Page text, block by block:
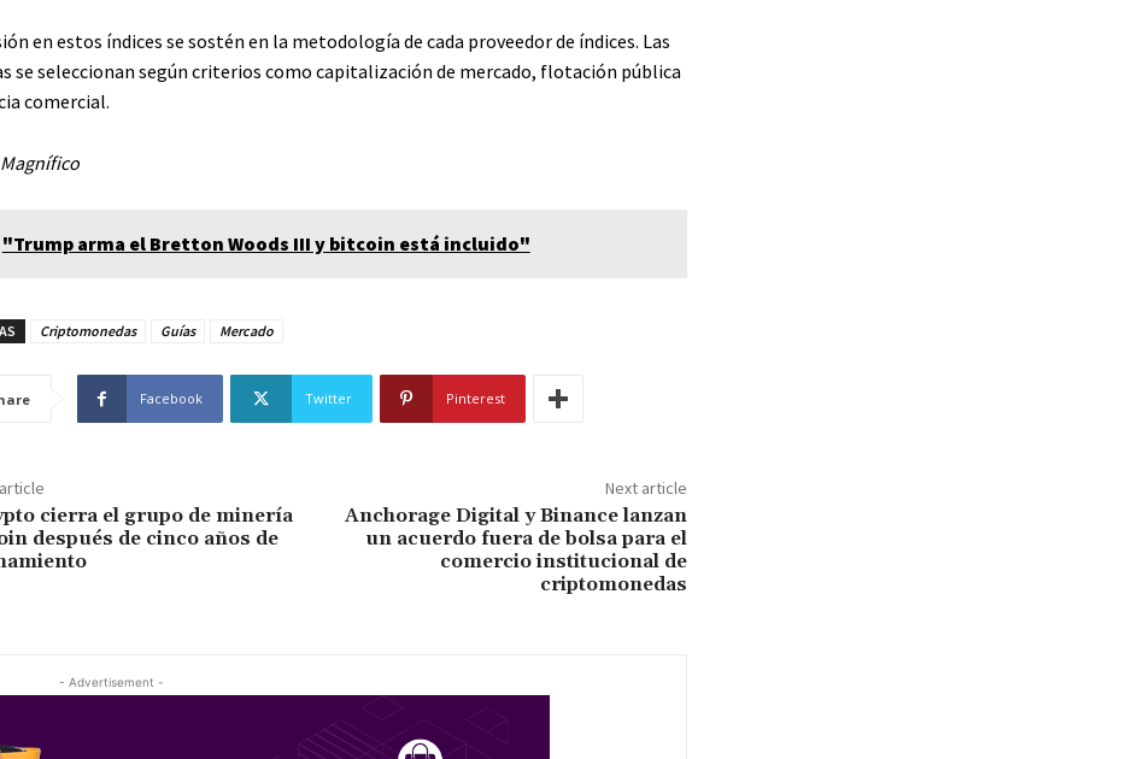
en estos índices se sostén en la metodología de cada proveedor de índices. Las
se seleccionan según criterios como capitalización de mercado, flotación pública
comercial.
"Trump arma el Bretton Woods III y bitcoin está incluido"
Criptomonedas Guías Mercado
Facebook Twitter Pinterest
cierra el grupo de minería
después de cinco años de
Next article
Anchorage Digital y Binance lanzan
un acuerdo fuera de bolsa para el
comercio institucional de
criptomonedas
- Advertisement -